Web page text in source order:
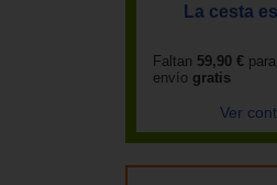
La cesta
Faltan 59,90 €
envío gratis
Ver